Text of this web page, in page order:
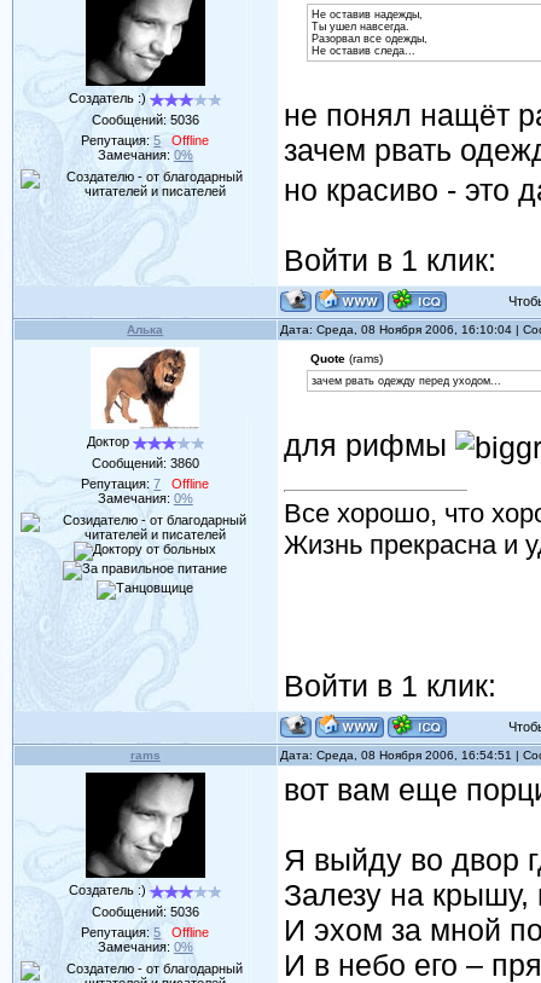
Создатель :)
Сообщений: 5036
Репутация:5
Offline
Замечания: 0%
Не оставив надежды,
Ты ушел навсегда.
Разорвал все одежды,
Не оставив следа...
не понял нащёт
зачем рвать
но красиво - это
Войти в 1 клик:
Алька Дата: Среда, 08 Ноября 2006, 16:10:04 |
Доктор
Сообщений: 3860
Репутация:7
Offline
Замечания: 0%
Quote(rams)
зачем рвать одежду перед уходом...
для рифмы
Все хорошо, что
Жизнь прекрасна и
Войти в 1 клик:
rams Дата: Среда, 08 Ноября 2006, 16:54:51 |
Создатель :)
Сообщений: 5036
Репутация:5
Offline
Замечания: 0%
вот вам еще
Я выйду во двор
Залезу на
И эхом за мной
И в небо его –